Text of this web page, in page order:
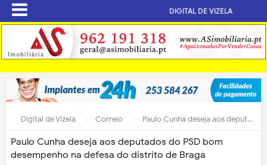
DIGITAL DE VIZELA
Digital de Vizela Correio Paulo Cunha deseja aos deputados do PSD bom desempenho na defesa do distrito de Braga
Paulo Cunha deseja aos deputados do PSD bom
desempenho na defesa do distrito de Braga